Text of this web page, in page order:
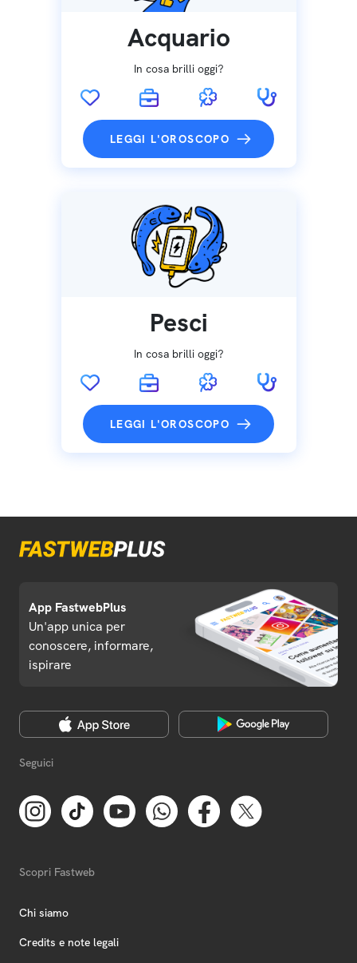
Acquario
In cosa brilli oggi?
LEGGI L'OROSCOPO
Pesci
In cosa brilli oggi?
LEGGI L'OROSCOPO
App FastwebPlus
Un'app unica per
conoscere, informare,
ispirare
Seguici
Scopri Fastweb
Chi siamo
Credits e note legali